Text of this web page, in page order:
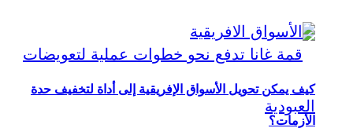
كيف يمكن تحويل الأسواق الإفريقية إلى أداة لتخفيف حدة
الأزمات؟